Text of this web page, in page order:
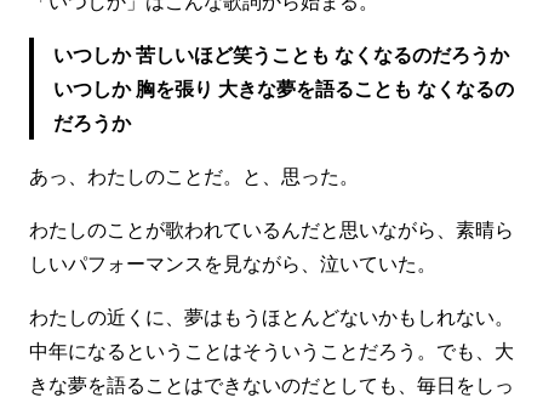
いつしか 苦しいほど笑うことも なくなるのだろうか
いつしか 胸を張り 大きな夢を語ることも なくなるの
だろうか
あっ、わたしのことだ。と、思った。
わたしのことが歌われているんだと思いながら、素晴ら
しいパフォーマンスを見ながら、泣いていた。
わたしの近くに、夢はもうほとんどないかもしれない。
中年になるということはそういうことだろう。でも、大
きな夢を語ることはできないのだとしても、毎日をしっ